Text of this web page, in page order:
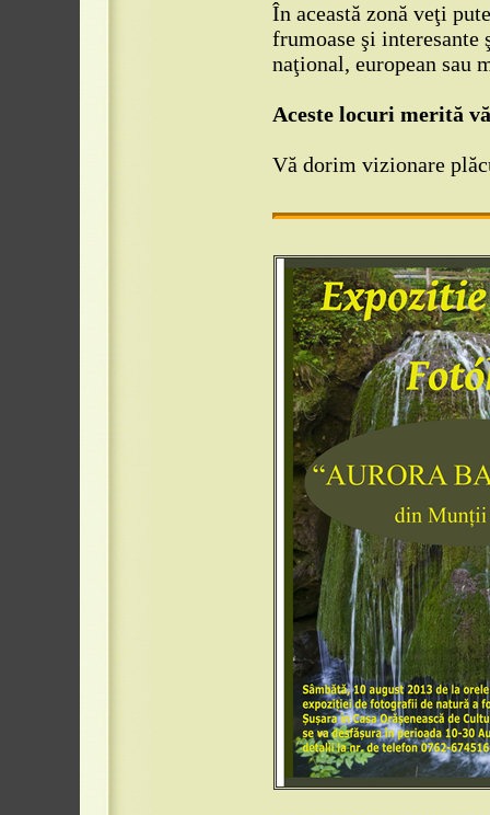
În această zonă veţi
frumoase şi interesante
naţional, european sau
Aceste locuri merită
Vă dorim vizionare